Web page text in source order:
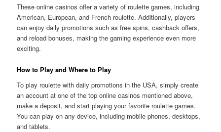
These online casinos offer a variety of roulette games, including
American, European, and French roulette. Additionally, players
can enjoy daily promotions such as free spins, cashback offers,
and reload bonuses, making the gaming experience even more
exciting.
How to Play and Where to Play
To play roulette with daily promotions in the USA, simply create
an account at one of the top online casinos mentioned above,
make a deposit, and start playing your favorite roulette games.
You can play on any device, including mobile phones, desktops,
and tablets.